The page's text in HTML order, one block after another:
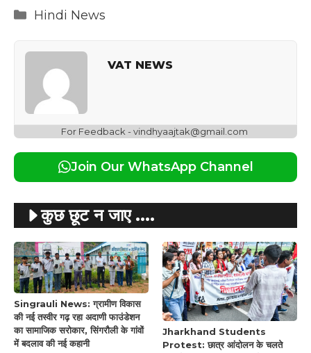
Categories
Hindi News
VAT NEWS
For Feedback - vindhyaajtak@gmail.com
Join Our WhatsApp Channel
कुछ छूट न जाए ....
Singrauli News: ग्रामीण विकास
की नई तस्वीर गढ़ रहा अदाणी फाउंडेशन
का सामाजिक सरोकार, सिंगरौली के गांवों
में बदलाव की नई कहानी
Jharkhand Students
Protest: छात्र आंदोलन के चलते